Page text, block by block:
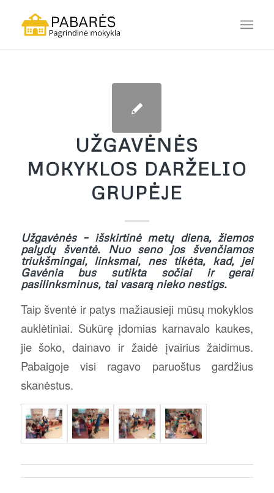
UŽGAVĖNĖS
MOKYKLOS DARŽELIO
GRUPĖJE
Užgavėnės – išskirtinė metų diena, žiemos
palydų šventė. Nuo seno jos švenčiamos
triukšmingai, linksmai, nes tikėta, kad, jei
Gavėnia bus sutikta sočiai ir gerai
pasilinksminus, tai vasarą nieko nestigs.
Taip šventė ir patys mažiausieji mūsų mokyklos
auklėtiniai. Sukūrę įdomias karnavalo kaukes,
jie šoko, dainavo ir žaidė įvairius žaidimus.
Pabaigoje visi ragavo paruoštus gardžius
skanėstus.